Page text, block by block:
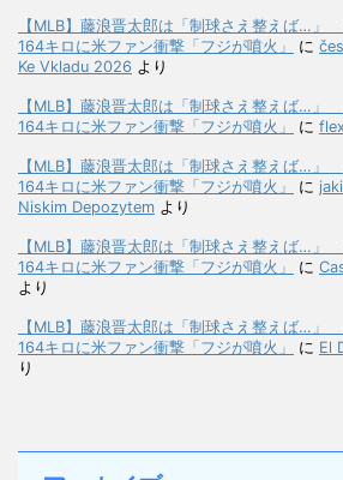
【MLB】藤浪晋太郎は「制球さえ整えば…
164キロに米ファン衝撃「フジが噴火」
に
Ke Vkladu 2026 より
【MLB】藤浪晋太郎は「制球さえ整えば…
164キロに米ファン衝撃「フジが噴火」
に
【MLB】藤浪晋太郎は「制球さえ整えば…
164キロに米ファン衝撃「フジが噴火」
に
Niskim Depozytem より
【MLB】藤浪晋太郎は「制球さえ整えば…
164キロに米ファン衝撃「フジが噴火」
に
より
【MLB】藤浪晋太郎は「制球さえ整えば…
164キロに米ファン衝撃「フジが噴火」
に El
り